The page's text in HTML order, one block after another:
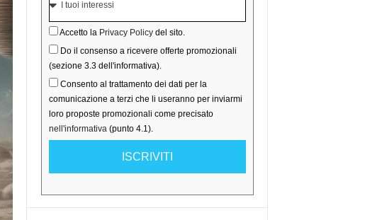
Accetto la Privacy Policydel sito.
Do il consenso a ricevere offerte promozionali
(sezione 3.3 dell'informativa).
Consento al trattamento dei dati per la
comunicazione a terzi che li useranno per inviarmi
loro proposte promozionali come precisato
nell'informativa(punto 4.1).
ISCRIVITI